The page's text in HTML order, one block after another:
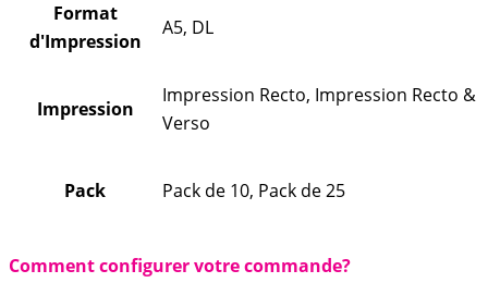
Format
d'Impression
A5, DL
Impression
Impression Recto, Impression Recto &
Verso
Pack Pack de 10, Pack de 25
Comment configurer votre commande?